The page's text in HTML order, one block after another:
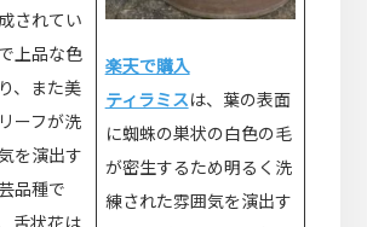
されてい
上品な色
、また美
ーフが洗
を演出す
品種で
楽天で購入
ティラミスは、葉の表面
に蜘蛛の巣状の白色の毛
が密生するため明るく洗
練された雰囲気を演出す